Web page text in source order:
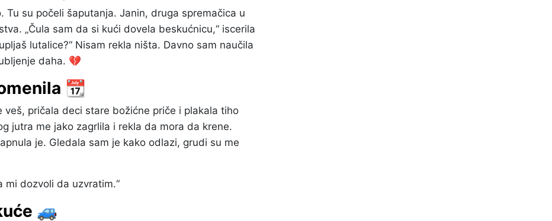
Tu su počeli šaputanja. Janin, druga spremačica u
„Čula sam da si kući dovela beskućnicu,“ iscerila
lutalice?“ Nisam rekla ništa. Davno sam naučila
daha. 💔
📆
pričala deci stare božićne priče i plakala tiho
jutra me jako zagrlila i rekla da mora da krene.
je. Gledala sam je kako odlazi, grudi su me
mi dozvoli da uzvratim.“
🚙